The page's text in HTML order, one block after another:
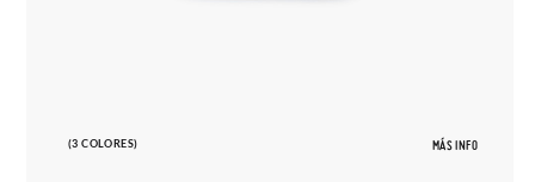
(3 COLORES) MÁS INFO